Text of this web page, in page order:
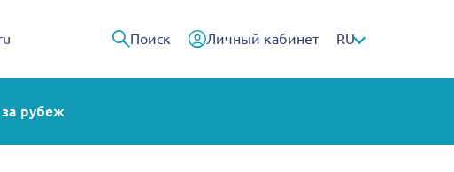
Поиск Личный кабинет RU
рубеж